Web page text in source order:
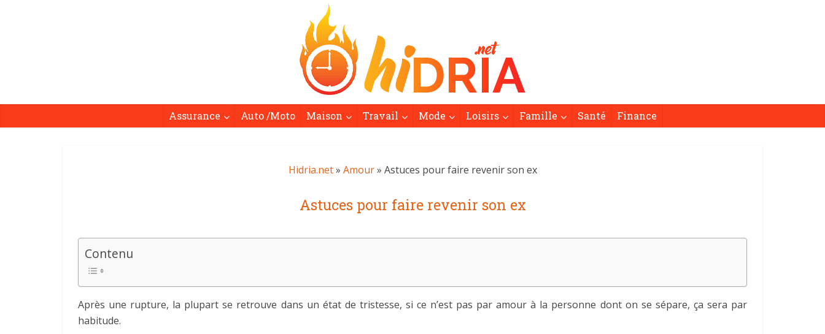
Assurance Auto /Moto Maison Travail Mode Loisirs Famille Santé Finance
Hidria.net» Amour» Astuces pour faire revenir son ex
Astuces pour faire revenir son ex
Contenu
Après une rupture, la plupart se retrouve dans un état de tristesse, si ce n’est pas par amour à la personne dont on se sépare, ça sera par
habitude.